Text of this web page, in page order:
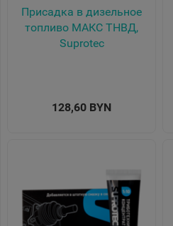
Присадка в дизельное
топливо МАКС ТНВД,
Suprotec
128,60 BYN